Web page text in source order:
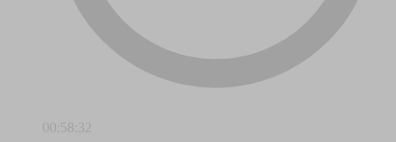
00:58:32